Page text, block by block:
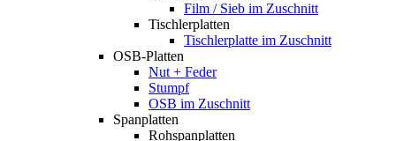
Film / Sieb im Zuschnitt
Tischlerplatten
Tischlerplatte im Zuschnitt
OSB-Platten
Nut + Feder
Stumpf
OSB im Zuschnitt
Spanplatten
Rohspanplatten